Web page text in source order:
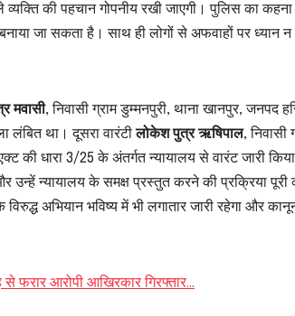
की पहचान गोपनीय रखी जाएगी। पुलिस का
जा सकता है। साथ ही लोगों से अफवाहों पर
मवासी, निवासी ग्राम डुम्मनपुरी, थाना खानपुर, जनपद
लंबित था। दूसरा वारंटीलोकेश पुत्र ऋषिपाल, निवासी
की धारा 3/25 के अंतर्गत न्यायालय से वारंट जारी
उन्हें न्यायालय के समक्ष प्रस्तुत करने की प्रक्रिया पूरी
अभियान भविष्य में भी लगातार जारी रहेगा और
फरार आरोपी आखिरकार गिरफ्तार…